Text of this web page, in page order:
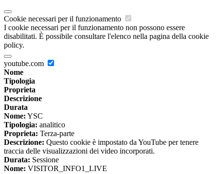
Cookie necessari per il funzionamento
I cookie necessari per il funzionamento non possono essere
disabilitati. È possibile consultare l'elenco nella pagina della cookie
policy.
youtube.com
Nome
Tipologia
Proprieta
Descrizione
Durata
Nome: YSC
Tipologia: analitico
Proprieta: Terza-parte
Descrizione: Questo cookie è impostato da YouTube per tenere
traccia delle visualizzazioni dei video incorporati.
Durata: Sessione
Nome: VISITOR_INFO1_LIVE